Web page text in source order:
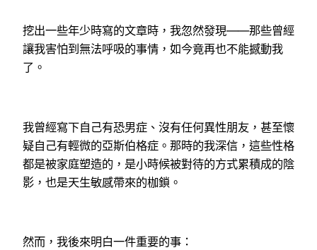
挖出一些年少時寫的文章時，我忽然發現——那些曾經
讓我害怕到無法呼吸的事情，如今竟再也不能撼動我
了。
我曾經寫下自己有恐男症、沒有任何異性朋友，甚至懷
疑自己有輕微的亞斯伯格症。那時的我深信，這些性格
都是被家庭塑造的，是小時候被對待的方式累積成的陰
影，也是天生敏感帶來的枷鎖。
然而，我後來明白一件重要的事：